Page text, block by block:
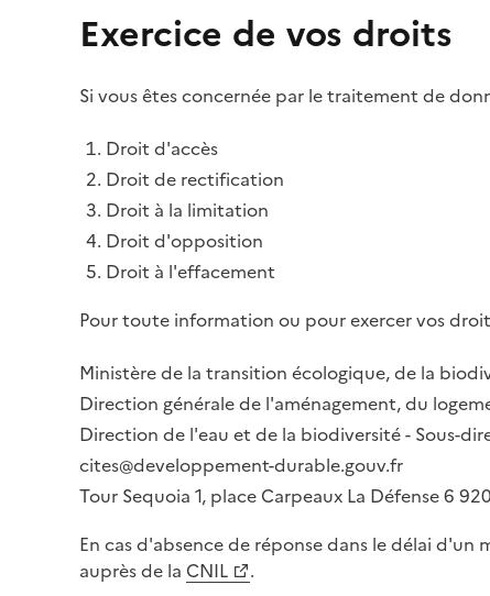
Exercice de vos droits
Si vous êtes concernée par le traitement de
Droit d'accès
Droit de rectification
Droit à la limitation
Droit d'opposition
Droit à l'effacement
Pour toute information ou pour exercer vos
Ministère de la transition écologique, de la
Direction générale de l'aménagement, du
Direction de l'eau et de la biodiversité - Sous-
cites@developpement-durable.gouv.fr
Tour Sequoia 1, place Carpeaux La Défense 6
En cas d'absence de réponse dans le délai
auprès de la CNIL .